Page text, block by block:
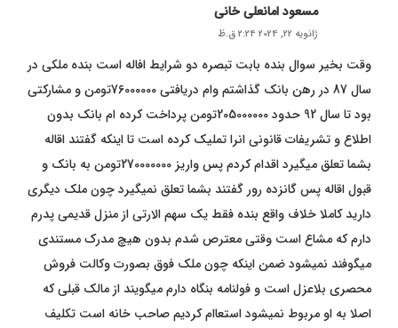
مسعود امانعلی خانی
ژانویه 22, 2024 2:24 ق.ظ
وقت بخیر سوال بنده بابت تبصره دو شرایط افاله است بنده ملکی در
سال 87 در رهن بانک گذاشتم وام دریافتی 76000000تومن و مشارکتی
بود تا سال 92 حدود 205000000تومن پرداخت کرده ام بانک بدون
اطلاع و تشریفات قانونی انرا تملیک کرده است تا اینکه گفتند اقاله
بشما تعلق میگیرد اقدام کردم پس واریز 270000000تومن به بانک و
قبول اقاله پس گانزده رور گفتند بشما تعلق نمیگیرد چون ملک دیگری
دارید کاملا خلاف واقع بنده فقط یک سهم الارتی از منزل قدیمی پدرم
دارم که مشاع است وقتی معترص شدم بدون هیچ مدرک مستندی
میگوفند نمیشود ضمن اینکه چون ملک فوق بصورت وکالت فروش
محصری بلاعزل است و فولنامه بنگاه دارم میگویند از مالک قبلی که
اصلا به او مربوط نمیشود استعاام کردیم صاحب خانه است تکلیف